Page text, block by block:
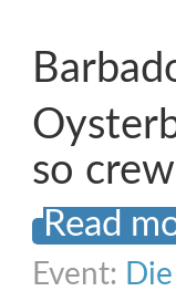
so
Read
Event: